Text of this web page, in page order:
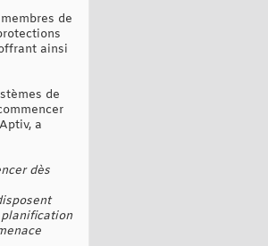
de
ainsi
de
a
dès